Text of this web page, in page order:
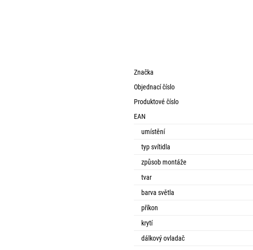
Značka
Objednací číslo
Produktové číslo
EAN
umístění
typ svítidla
způsob montáže
tvar
barva světla
příkon
krytí
dálkový ovladač